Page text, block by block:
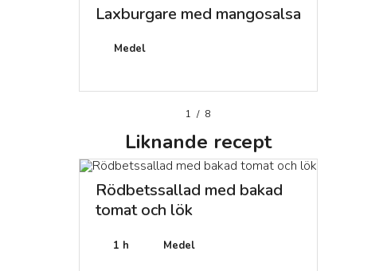
Laxburgare med mangosalsa
Medel
1 / 8
Liknande recept
Rödbetssallad med bakad
tomat och lök
1 h Medel